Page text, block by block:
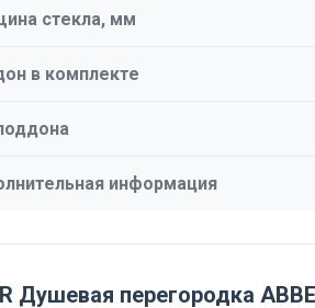
стекла, мм
в комплекте
информация
Душевая перегородка